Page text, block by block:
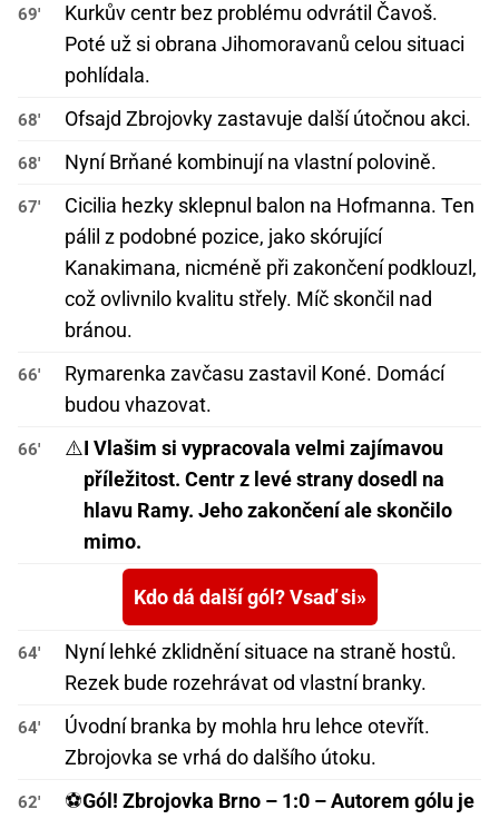
69'
Kurkův centr bez problému odvrátil Čavoš.
Poté už si obrana Jihomoravanů celou situaci
pohlídala.
68' Ofsajd Zbrojovky zastavuje další útočnou akci.
68' Nyní Brňané kombinují na vlastní polovině.
67'
Cicilia hezky sklepnul balon na Hofmanna. Ten
pálil z podobné pozice, jako skórující
Kanakimana, nicméně při zakončení podklouzl,
což ovlivnilo kvalitu střely. Míč skončil nad
bránou.
66'
Rymarenka zavčasu zastavil Koné. Domácí
budou vhazovat.
66' ⚠️I Vlašim si vypracovala velmi zajímavou
příležitost. Centr z levé strany dosedl na
hlavu Ramy. Jeho zakončení ale skončilo
mimo.
Kdo dá další gól? Vsaď si
64'
Nyní lehké zklidnění situace na straně hostů.
Rezek bude rozehrávat od vlastní branky.
64'
Úvodní branka by mohla hru lehce otevřít.
Zbrojovka se vrhá do dalšího útoku.
62' ⚽Gól! Zbrojovka Brno – 1:0 – Autorem gólu je